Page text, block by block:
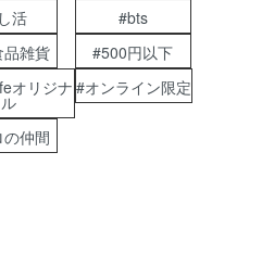
活
#bts
雑貨
#500円以下
オリジナ
ル
#オンライン限定
仲間